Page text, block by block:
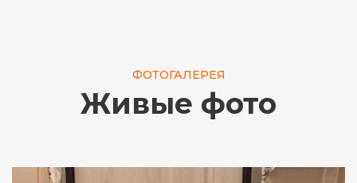
ФОТОГАЛЕРЕЯ
Живые фото